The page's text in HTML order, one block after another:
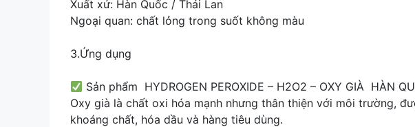
Xuất xứ: Hàn Quốc / Thái Lan
Ngoại quan: chất lỏng trong suốt không màu
3.Ứng dụng
Sản phẩm HYDROGEN PEROXIDE – H2O2 – OXY GIÀ HÀN
Oxy già là chất oxi hóa mạnh nhưng thân thiện với môi trường,
khoáng chất, hóa dầu và hàng tiêu dùng.